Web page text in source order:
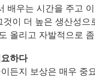
배우는 시간을 주고
것이 더 높은 생산성
올리고 자발적으로
하다
든지 보상은 매우 중